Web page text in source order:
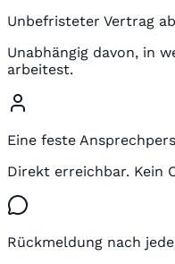
Unbefristeter Vertrag
Unabhängig davon, in
arbeitest.
Eine feste
Direkt erreichbar. Kein
Rückmeldung nach